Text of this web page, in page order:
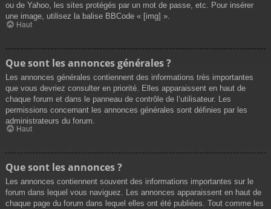
ou de Yahoo, les sites protégés par un mot de passe, etc. Pour insérer
une image, utilisez la balise BBCode « [img] ».
Haut
Que sont les annonces générales ?
Les annonces générales contiennent des informations très importantes
que vous devriez consulter en priorité. Elles apparaissent en haut de
chaque forum et dans le panneau de contrôle de l’utilisateur. Les
permissions concernant les annonces générales sont définies par les
administrateurs du forum.
Haut
Que sont les annonces ?
Les annonces contiennent souvent des informations importantes sur le
forum dans lequel vous naviguez. Les annonces apparaissent en haut de
chaque page du forum dans lequel elles ont été publiées. Tout comme les